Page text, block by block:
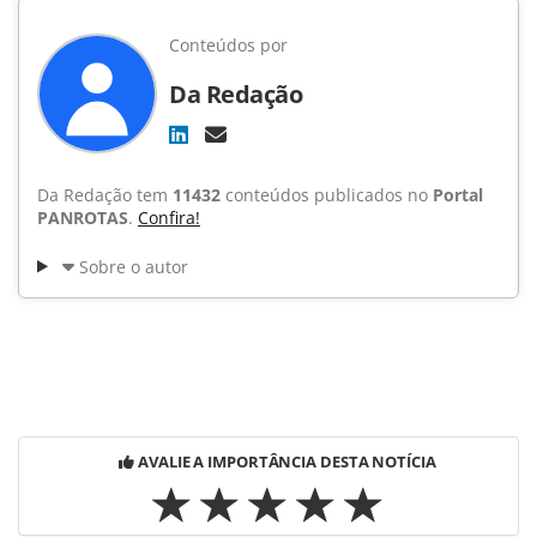
Conteúdos por
Da Redação
Da Redação tem 11432 conteúdos publicados no Portal
PANROTAS. Confira!
Sobre o autor
AVALIE A IMPORTÂNCIA DESTA NOTÍCIA